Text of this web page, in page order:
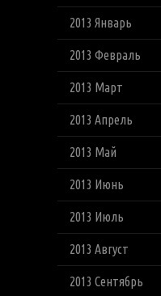
2013 Январь
2013 Февраль
2013 Март
2013 Апрель
2013 Май
2013 Июнь
2013 Июль
2013 Август
2013 Сентябрь